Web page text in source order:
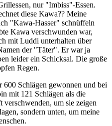
nur "Imbiss"-Essen.
diese Kawa?? Meine
"Kawa-Hasser" schnüffeln
Kawa verschwunden war,
mit Luddi unterhalten über
der "Täter". Er war ja
leider ein Schicksal. Die große
Regen.
Schlägen gewonnen und bei
mit 121 Schlägen als die
um sie zeigen
sondern unten, um meine